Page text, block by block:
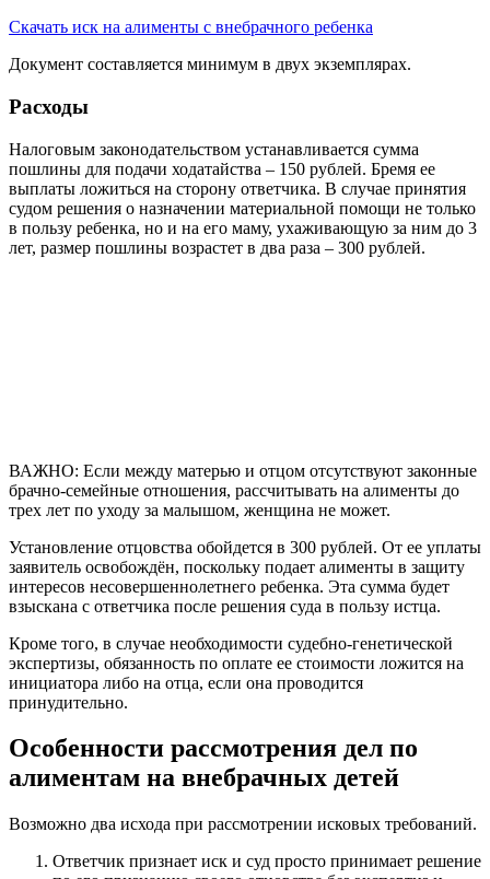
Скачать иск на алименты с внебрачного ребенка
Документ составляется минимум в двух экземплярах.
Расходы
Налоговым законодательством устанавливается сумма
пошлины для подачи ходатайства – 150 рублей. Бремя ее
выплаты ложиться на сторону ответчика. В случае принятия
судом решения о назначении материальной помощи не только
в пользу ребенка, но и на его маму, ухаживающую за ним до 3
лет, размер пошлины возрастет в два раза – 300 рублей.
ВАЖНО: Если между матерью и отцом отсутствуют законные
брачно-семейные отношения, рассчитывать на алименты до
трех лет по уходу за малышом, женщина не может.
Установление отцовства обойдется в 300 рублей. От ее уплаты
заявитель освобождён, поскольку подает алименты в защиту
интересов несовершеннолетнего ребенка. Эта сумма будет
взыскана с ответчика после решения суда в пользу истца.
Кроме того, в случае необходимости судебно-генетической
экспертизы, обязанность по оплате ее стоимости ложится на
инициатора либо на отца, если она проводится
принудительно.
Особенности рассмотрения дел по
алиментам на внебрачных детей
Возможно два исхода при рассмотрении исковых требований.
Ответчик признает иск и суд просто принимает решение